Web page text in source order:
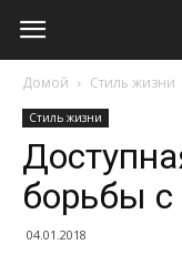
Домой Стиль жизни
Стиль жизни
борьбы
04.01.2018